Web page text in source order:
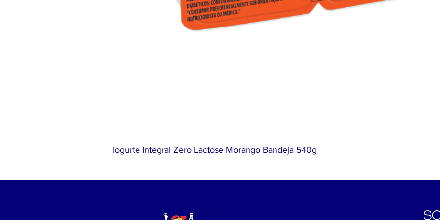
Iogurte Integral Zero Lactose Morango Bandeja 540g